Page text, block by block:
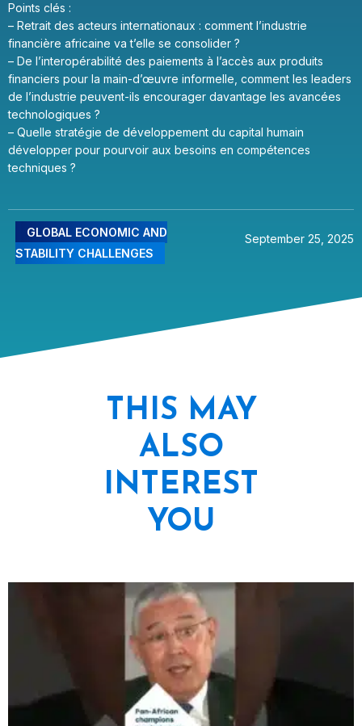
Points clés :
– Retrait des acteurs internationaux : comment l’industrie
financière africaine va t’elle se consolider ?
– De l’interopérabilité des paiements à l’accès aux produits
financiers pour la main-d’œuvre informelle, comment les leaders
de l’industrie peuvent-ils encourager davantage les avancées
technologiques ?
– Quelle stratégie de développement du capital humain
développer pour pourvoir aux besoins en compétences
techniques ?
GLOBAL ECONOMIC AND
STABILITY CHALLENGES
September 25, 2025
THIS MAY
ALSO
INTEREST
YOU